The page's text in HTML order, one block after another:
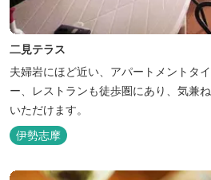
二見テラス
夫婦岩にほど近い、アパートメントタ
ー、レストランも徒歩圏にあり、気兼
いただけます。
伊勢志摩